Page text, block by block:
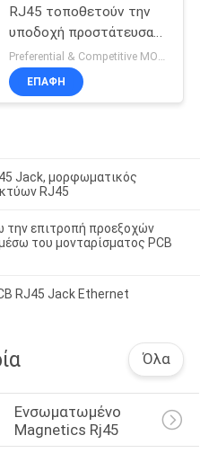
RJ45 τοποθετούν την
υποδοχή προστάτευσαν
κατά το ήμισυ την
τελική πίσσα 1.27mm
για Ethernet
Preferential & Competitive MOQ:3000
ΕΠΑΦΉ
Jack, μορφωματικός
RJ45
την επιτροπή προεξοχών
του μονταρίσματος PCB
RJ45 Jack Ethernet
Όλα
Ενσωματωμένο
Magnetics Rj45